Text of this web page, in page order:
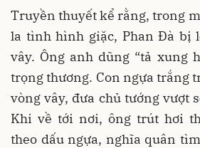
Truyền thuyết kể rằng, trong
la tình hình giặc, Phan Đà bị
vây. Ông anh dũng “tả xung
trọng thương. Con ngựa trắng
vòng vây, đưa chủ tướng vượt
Khi về tới nơi, ông trút hơi
theo dấu ngựa, nghĩa quân